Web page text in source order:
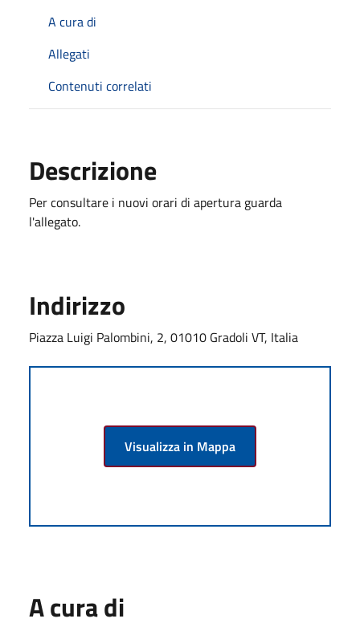
A cura di
Allegati
Contenuti correlati
Descrizione
Per consultare i nuovi orari di apertura guarda
l'allegato.
Indirizzo
Piazza Luigi Palombini, 2, 01010 Gradoli VT, Italia
Visualizza in Mappa
A cura di